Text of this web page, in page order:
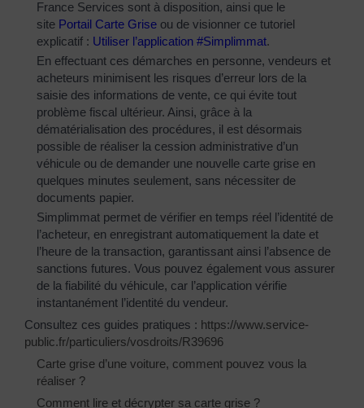
France Services sont à disposition, ainsi que le
site Portail Carte Grise ou de visionner ce tutoriel
explicatif : Utiliser l’application #Simplimmat.
En effectuant ces démarches en personne, vendeurs et
acheteurs minimisent les risques d’erreur lors de la
saisie des informations de vente, ce qui évite tout
problème fiscal ultérieur. Ainsi, grâce à la
dématérialisation des procédures, il est désormais
possible de réaliser la cession administrative d’un
véhicule ou de demander une nouvelle carte grise en
quelques minutes seulement, sans nécessiter de
documents papier.
Simplimmat permet de vérifier en temps réel l’identité de
l’acheteur, en enregistrant automatiquement la date et
l’heure de la transaction, garantissant ainsi l’absence de
sanctions futures. Vous pouvez également vous assurer
de la fiabilité du véhicule, car l’application vérifie
instantanément l’identité du vendeur.
Consultez ces guides pratiques : https://www.service-
public.fr/particuliers/vosdroits/R39696
Carte grise d’une voiture, comment pouvez vous la
réaliser ?
Comment lire et décrypter sa carte grise ?